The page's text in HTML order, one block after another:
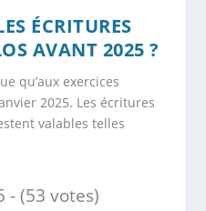
ÉCRITURES
AVANT 2025 ?
qu’aux exercices
2025. Les écritures
valables telles
- (53 votes)